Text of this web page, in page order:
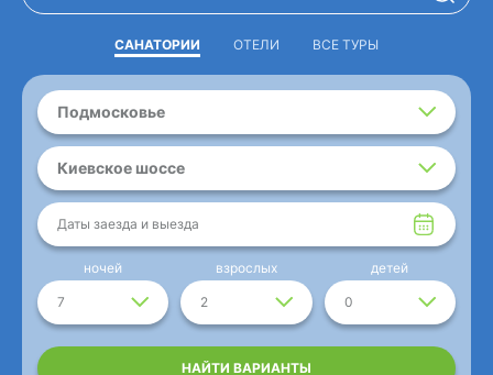
САНАТОРИИ ОТЕЛИ ВСЕ ТУРЫ
Подмосковье
Киевское шоссе
Даты заезда и выезда
7
ночей
2
взрослых
0
детей
НАЙТИ ВАРИАНТЫ